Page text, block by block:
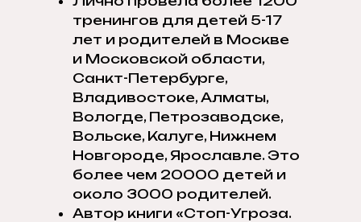
тренингов для детей 5-17
лет и родителей в Москве
и Московской области,
Санкт-Петербурге,
Владивостоке, Алматы,
Вологде, Петрозаводске,
Вольске, Калуге, Нижнем
Новгороде, Ярославле. Это
более чем 20000 детей и
около 3000 родителей.
Автор книги «Стоп-Угроза.